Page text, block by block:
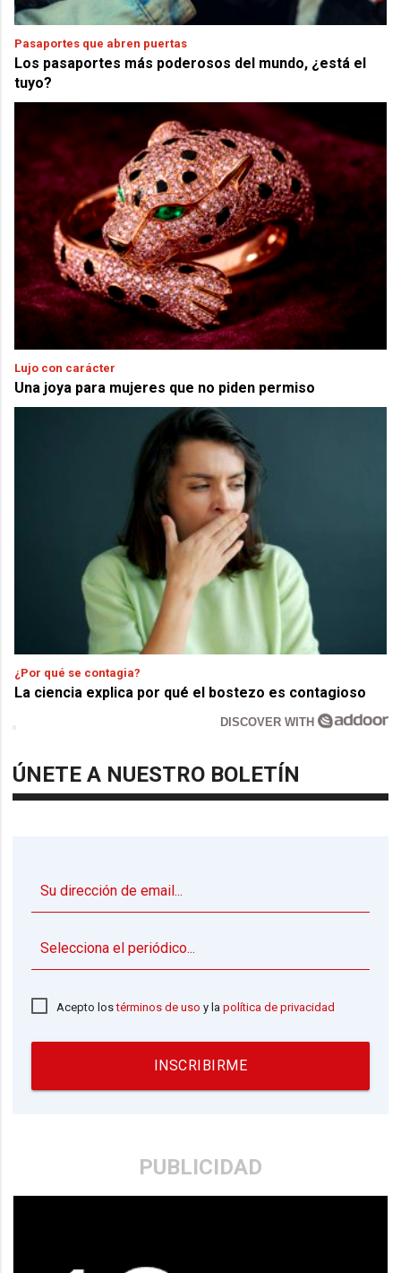
Pasaportes que abren puertas
Los pasaportes más poderosos del mundo, ¿está el
tuyo?
Lujo con carácter
Una joya para mujeres que no piden permiso
¿Por qué se contagia?
La ciencia explica por qué el bostezo es contagioso
DISCOVER WITH
ÚNETE A NUESTRO BOLETÍN
Acepto lostérminos de uso y lapolítica de privacidad
INSCRIBIRME
PUBLICIDAD